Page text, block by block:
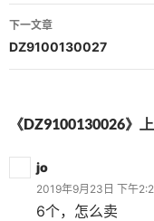
导
航
下一文章
DZ9100130027
《DZ9100130026》
jo
2019年9月23日 下午
6个，怎么卖